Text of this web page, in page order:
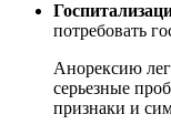
потребовать
Анорексию
серьезные
признаки и